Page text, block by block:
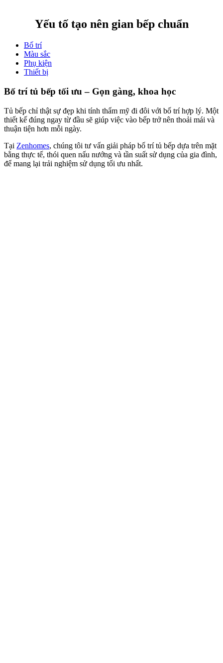
Yếu tố tạo nên gian bếp chuẩn
Bố trí
Màu sắc
Phụ kiện
Thiết bị
Bố trí tủ bếp tối ưu – Gọn gàng, khoa học
Tủ bếp chỉ thật sự đẹp khi tính thẩm mỹ đi đôi với bố trí hợp lý. Một
thiết kế đúng ngay từ đầu sẽ giúp việc vào bếp trở nên thoải mái và
thuận tiện hơn mỗi ngày.
Tại Zenhomes, chúng tôi tư vấn giải pháp bố trí tủ bếp dựa trên mặt
bằng thực tế, thói quen nấu nướng và tần suất sử dụng của gia đình,
để mang lại trải nghiệm sử dụng tối ưu nhất.